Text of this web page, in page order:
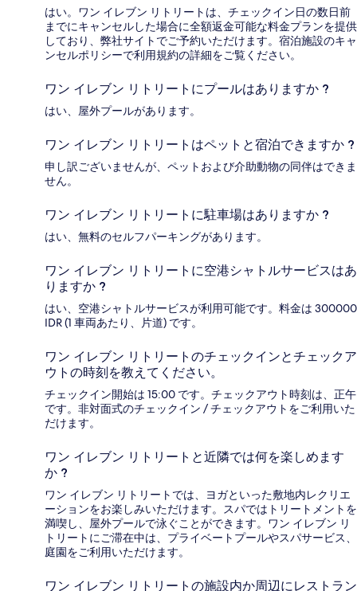
はい。ワン イレブン リトリートは、チェックイン日の数日前
までにキャンセルした場合に全額返金可能な料金プランを提供
しており、弊社サイトでご予約いただけます。宿泊施設のキャ
ンセルポリシーで利用規約の詳細をご覧ください。
ワン イレブン リトリートにプールはありますか ?
はい、屋外プールがあります。
ワン イレブン リトリートはペットと宿泊できますか ?
申し訳ございませんが、ペットおよび介助動物の同伴はできま
せん。
ワン イレブン リトリートに駐車場はありますか ?
はい、無料のセルフパーキングがあります。
ワン イレブン リトリートに空港シャトルサービスはあ
りますか ?
はい、空港シャトルサービスが利用可能です。料金は 300000
IDR (1 車両あたり、片道) です。
ワン イレブン リトリートのチェックインとチェックア
ウトの時刻を教えてください。
チェックイン開始は 15:00 です。チェックアウト時刻は、正午
です。非対面式のチェックイン / チェックアウトをご利用いた
だけます。
ワン イレブン リトリートと近隣では何を楽しめます
か ?
ワン イレブン リトリートでは、ヨガといった敷地内レクリエ
ーションをお楽しみいただけます。スパではトリートメントを
満喫し、屋外プールで泳ぐことができます。ワン イレブン リ
トリートにご滞在中は、プライベートプールやスパサービス、
庭園をご利用いただけます。
ワン イレブン リトリートの施設内か周辺にレストラン